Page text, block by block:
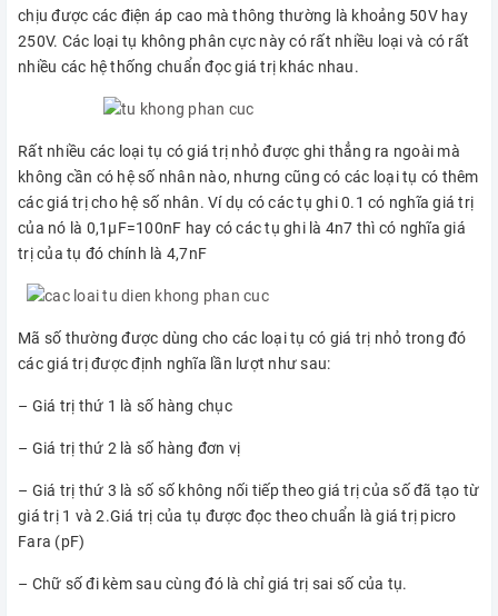
chịu được các điện áp cao mà thông thường là khoảng 50V hay
250V. Các loại tụ không phân cực này có rất nhiều loại và có rất
nhiều các hệ thống chuẩn đọc giá trị khác nhau.
Rất nhiều các loại tụ có giá trị nhỏ được ghi thẳng ra ngoài mà
không cần có hệ số nhân nào, nhưng cũng có các loại tụ có thêm
các giá trị cho hệ số nhân. Ví dụ có các tụ ghi 0.1 có nghĩa giá trị
của nó là 0,1μF=100nF hay có các tụ ghi là 4n7 thì có nghĩa giá
trị của tụ đó chính là 4,7nF
Mã số thường được dùng cho các loại tụ có giá trị nhỏ trong đó
các giá trị được định nghĩa lần lượt như sau:
– Giá trị thứ 1 là số hàng chục
– Giá trị thứ 2 là số hàng đơn vị
– Giá trị thứ 3 là số số không nối tiếp theo giá trị của số đã tạo từ
giá trị 1 và 2.Giá trị của tụ được đọc theo chuẩn là giá trị picro
Fara (pF)
– Chữ số đi kèm sau cùng đó là chỉ giá trị sai số của tụ.